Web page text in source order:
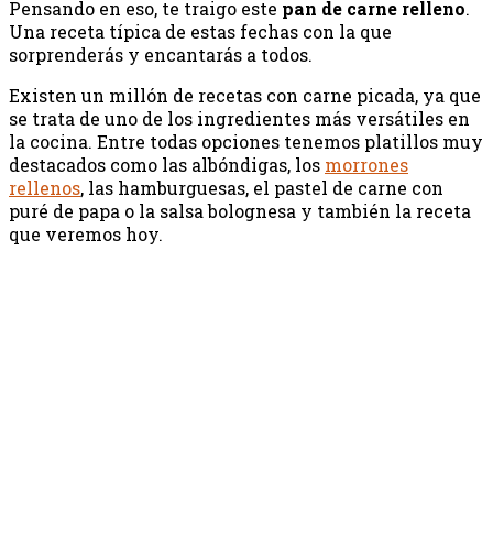
Pensando en eso, te traigo este pan de carne relleno.
Una receta típica de estas fechas con la que
sorprenderás y encantarás a todos.
Existen un millón de recetas con carne picada, ya que
se trata de uno de los ingredientes más versátiles en
la cocina. Entre todas opciones tenemos platillos muy
destacados como las albóndigas, los morrones
rellenos, las hamburguesas, el pastel de carne con
puré de papa o la salsa bolognesa y también la receta
que veremos hoy.